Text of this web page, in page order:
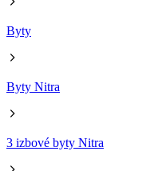
Byty
Byty Nitra
3 izbové byty Nitra